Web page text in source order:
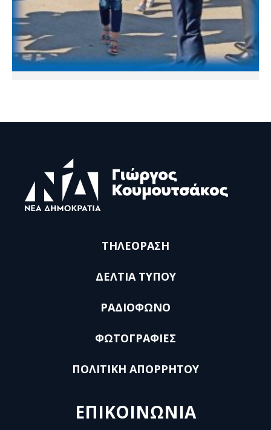
ΤΗΛΕΟΡΑΣΗ
ΔΕΛΤΙΑ ΤΥΠΟΥ
ΡΑΔΙΟΦΩΝΟ
ΦΩΤΟΓΡΑΦΙΕΣ
ΠΟΛΙΤΙΚΗ ΑΠΟΡΡΗΤΟΥ
ΕΠΙΚΟΙΝΩΝΙΑ